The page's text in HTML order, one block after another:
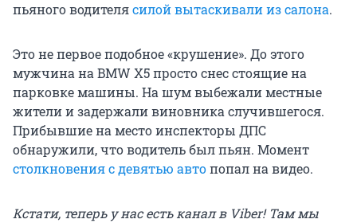
пьяного водителясилой вытаскивали из салона.
Это не первое подобное «крушение». До этого
мужчина на BMW X5 просто снес стоящие на
парковке машины. На шум выбежали местные
жители и задержали виновника случившегося.
Прибывшие на место инспекторы ДПС
обнаружили, что водитель был пьян. Момент
столкновения с девятью автопопал на видео.
Кстати, теперь у нас есть канал в Viber! Там мы